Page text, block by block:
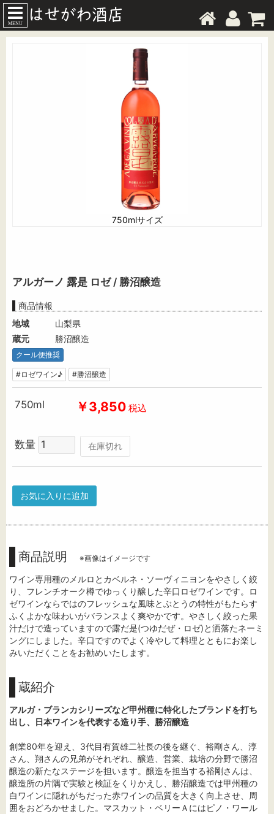
MENU
750mlサイズ
アルガーノ 露是 ロゼ / 勝沼醸造
商品情報
地域
山梨県
蔵元
勝沼醸造
クール便推奨
#ロゼワイン♪ #勝沼醸造
750ml ￥3,850 税込
数量 在庫切れ
お気に入りに追加
商品説明 ※画像はイメージです
ワイン専用種のメルロとカベルネ・ソーヴィニヨンをやさしく絞
り、フレンチオーク樽でゆっくり醸した辛口ロゼワインです。ロ
ゼワインならではのフレッシュな風味とぶとうの特性がもたらす
ふくよかな味わいがバランスよく爽やかです。やさしく絞った果
汁だけで造っていますので露だ是(つゆだぜ・ロゼ)と洒落たネーミ
ングにしました。辛口ですのでよく冷やして料理とともにお楽し
みいただくことをお勧めいたします。
蔵紹介
アルガ・ブランカシリーズなど甲州種に特化したブランドを打ち
出し、日本ワインを代表する造り手、勝沼醸造
創業80年を迎え、3代目有賀雄二社長の後を継ぐ、裕剛さん、淳
さん、翔さんの兄弟がそれぞれ、醸造、営業、栽培の分野で勝沼
醸造の新たなステージを担います。醸造を担当する裕剛さんは、
醸造所の片隅で実験と検証をくりかえし、勝沼醸造では甲州種の
白ワインに隠れがちだった赤ワインの品質を大きく向上させ、周
囲をおどろかせました。マスカット・ベリーＡにはピノ・ワール